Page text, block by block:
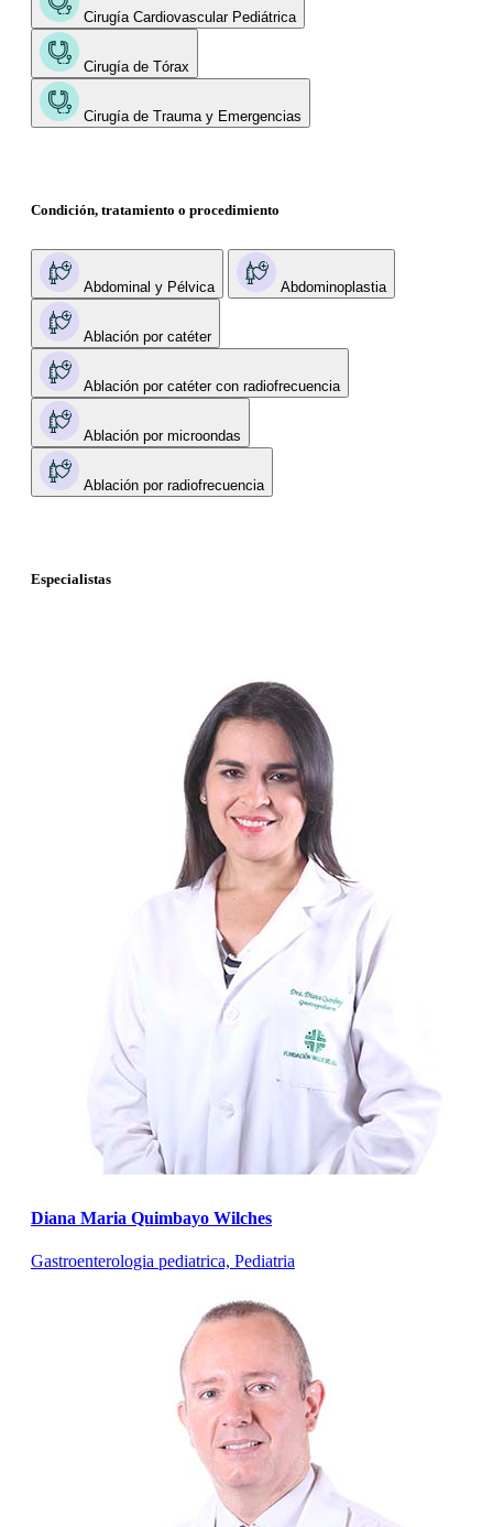
Cirugía Cardiovascular Pediátrica
Cirugía de Tórax
Cirugía de Trauma y Emergencias
Condición, tratamiento o procedimiento
Abdominal y Pélvica Abdominoplastia
Ablación por catéter
Ablación por catéter con radiofrecuencia
Ablación por microondas
Ablación por radiofrecuencia
Especialistas
Diana Maria Quimbayo Wilches
Gastroenterologia pediatrica, Pediatria